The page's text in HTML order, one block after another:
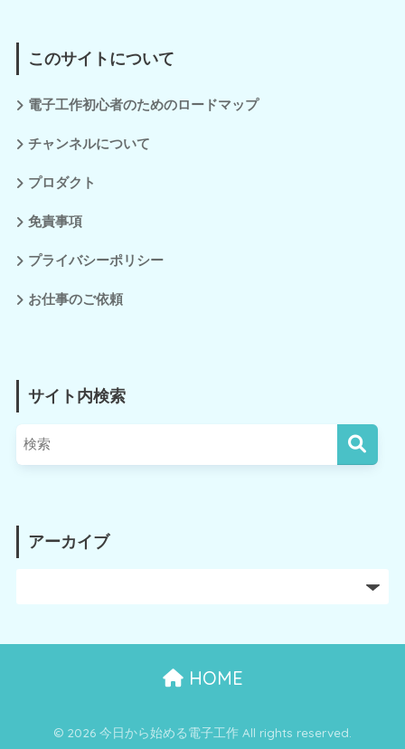
このサイトについて
電子工作初心者のためのロードマップ
チャンネルについて
プロダクト
免責事項
プライバシーポリシー
お仕事のご依頼
サイト内検索
アーカイブ
HOME
© 2026 今日から始める電子工作 All rights reserved.